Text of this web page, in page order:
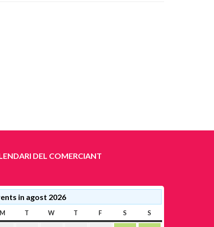
DEL COMERCIANT
in agost 2026
M DILLUNS
T DIMARTS
W DIMECRES
T DIJOUS
F DIVENDRES
S DISSABTE
S